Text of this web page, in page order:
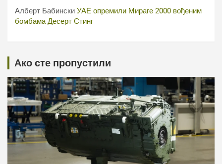
Алберт Бабински УАЕ опремили Мираге 2000 вођеним
бомбама Десерт Стинг
Ако сте пропустили